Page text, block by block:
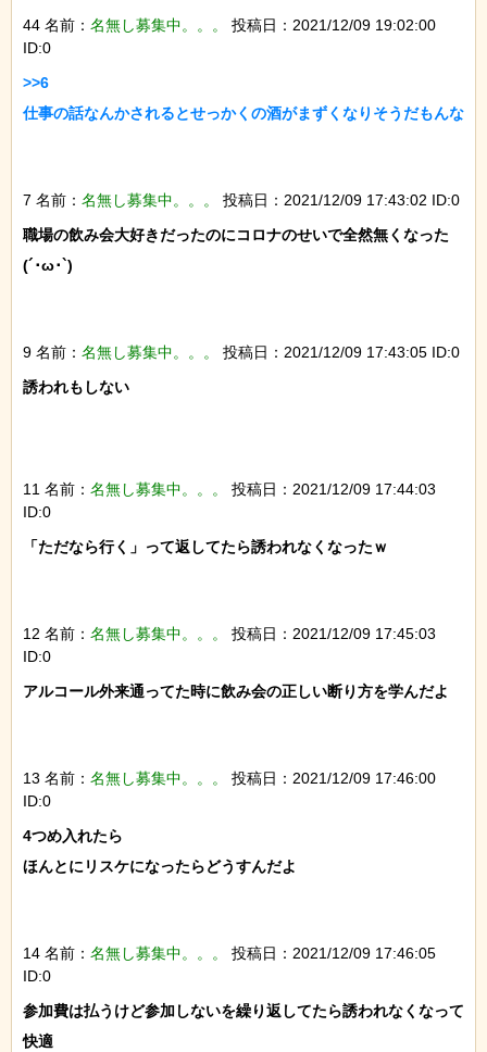
44 名前： 名無し募集中。。。
投稿日：2021/12/09 19:02:00
ID:0
>>6
仕事の話なんかされるとせっかくの酒がまずくなりそうだもんな
7 名前： 名無し募集中。。。
投稿日：2021/12/09 17:43:02 ID:0
職場の飲み会大好きだったのにコロナのせいで全然無くなった
(´･ω･`)
9 名前： 名無し募集中。。。
投稿日：2021/12/09 17:43:05 ID:0
誘われもしない
11 名前： 名無し募集中。。。
投稿日：2021/12/09 17:44:03
ID:0
「ただなら行く」って返してたら誘われなくなったｗ
12 名前： 名無し募集中。。。
投稿日：2021/12/09 17:45:03
ID:0
アルコール外来通ってた時に飲み会の正しい断り方を学んだよ
13 名前： 名無し募集中。。。
投稿日：2021/12/09 17:46:00
ID:0
4つめ入れたら
ほんとにリスケになったらどうすんだよ
14 名前： 名無し募集中。。。
投稿日：2021/12/09 17:46:05
ID:0
参加費は払うけど参加しないを繰り返してたら誘われなくなって
快適